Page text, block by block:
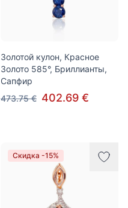
Золотой кулон, Красное
Золото 585°, Бриллианты,
Сапфир
473.75 € 402.69 €
Скидка -15%